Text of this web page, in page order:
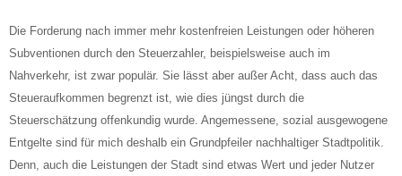
Die Forderung nach immer mehr kostenfreien Leistungen oder höheren
Subventionen durch den Steuerzahler, beispielsweise auch im
Nahverkehr, ist zwar populär. Sie lässt aber außer Acht, dass auch das
Steueraufkommen begrenzt ist, wie dies jüngst durch die
Steuerschätzung offenkundig wurde. Angemessene, sozial ausgewogene
Entgelte sind für mich deshalb ein Grundpfeiler nachhaltiger Stadtpolitik.
Denn, auch die Leistungen der Stadt sind etwas Wert und jeder Nutzer